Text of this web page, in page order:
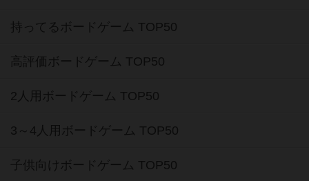
持ってるボードゲーム TOP50
高評価ボードゲーム TOP50
2人用ボードゲーム TOP50
3～4人用ボードゲーム TOP50
子供向けボードゲーム TOP50